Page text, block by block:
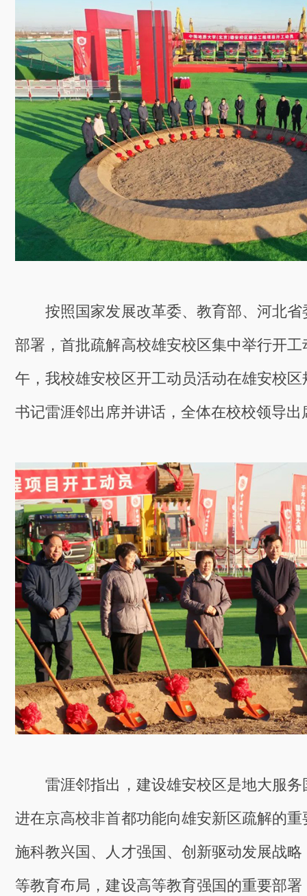
按照国家发展改革委、教育部、河北省
部署，首批疏解高校雄安校区集中举行开
午，我校雄安校区开工动员活动在雄安校
书记雷涯邻出席并讲话，全体在校校领导出
雷涯邻指出，建设雄安校区是地大服务
进在京高校非首都功能向雄安新区疏解的
施科教兴国、人才强国、创新驱动发展战
等教育布局，建设高等教育强国的重要部